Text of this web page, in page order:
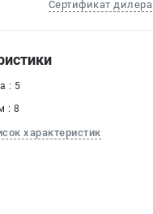
Сертификат дилера
: 5
: 8
характеристик